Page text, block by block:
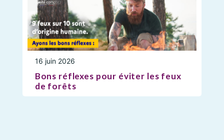
16 juin 2026
Bons réflexes pour éviter les feux
de forêts